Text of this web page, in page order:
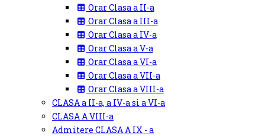
Orar Clasa a II-a
Orar Clasa a III-a
Orar Clasa a IV-a
Orar Clasa a V-a
Orar Clasa a VI-a
Orar Clasa a VII-a
Orar Clasa a VIII-a
CLASA a II-a, a IV-a si a VI-a
CLASA A VIII-a
Admitere CLASA A IX - a